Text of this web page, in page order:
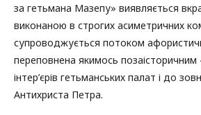
за гетьмана Мазепу» виявляється
виконаною в строгих асиметричних
супроводжується потоком
переповнена якимось позаісторичним
інтер’єрів гетьманських палат і до
Антихриста Петра.